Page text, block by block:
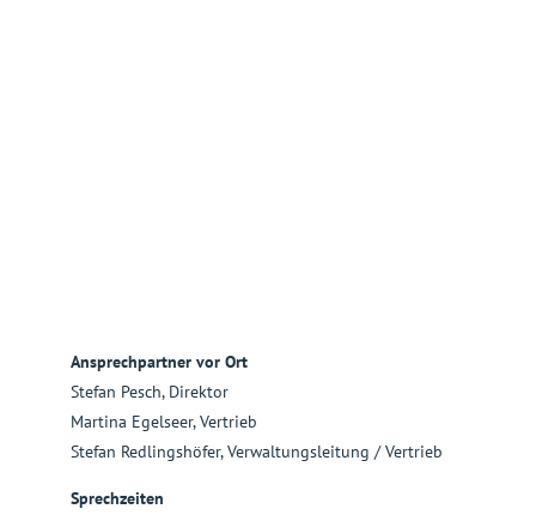
Ansprechpartner vor Ort
Stefan Pesch, Direktor
Martina Egelseer, Vertrieb
Stefan Redlingshöfer, Verwaltungsleitung / Vertrieb
Sprechzeiten